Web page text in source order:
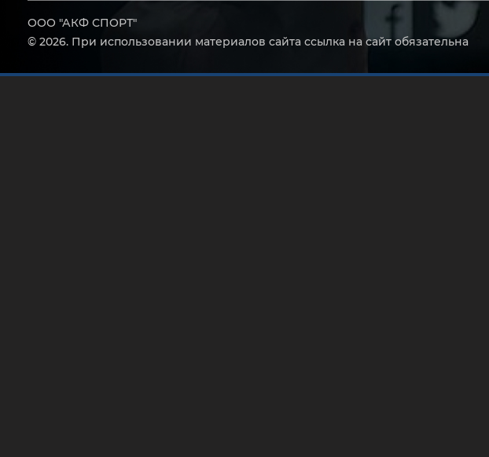
ООО "АКФ СПОРТ"
© 2026. При использовании материалов сайта ссылка на сайт обязательна